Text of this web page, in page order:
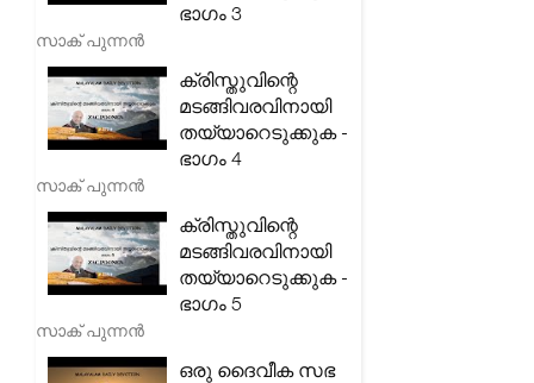
ഭാഗം 3
സാക് പുന്നൻ
ക്രിസ്തുവിന്റെ
മടങ്ങിവരവിനായി
തയ്യാറെടുക്കുക -
ഭാഗം 4
സാക് പുന്നൻ
ക്രിസ്തുവിന്റെ
മടങ്ങിവരവിനായി
തയ്യാറെടുക്കുക -
ഭാഗം 5
സാക് പുന്നൻ
ഒരു ദൈവീക സഭ